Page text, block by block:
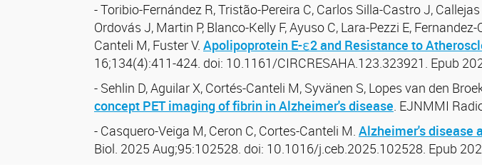
- Toribio-Fernández R, Tristão-Pereira C, Carlos Silla-Castro J,
Ordovás J, Martin P, Blanco-Kelly F, Ayuso C, Lara-Pezzi E,
Canteli M, Fuster V. Apolipoprotein E-ε2 and Resistance to
16;134(4):411-424. doi: 10.1161/CIRCRESAHA.123.323921. Epub
- Sehlin D, Aguilar X, Cortés-Canteli M, Syvänen S, Lopes van den
concept PET imaging of fibrin in Alzheimer's disease. EJNMMI
- Casquero-Veiga M, Ceron C, Cortes-Canteli M. Alzheimer's disease
Biol. 2025 Aug;95:102528. doi: 10.1016/j.ceb.2025.102528. Epub